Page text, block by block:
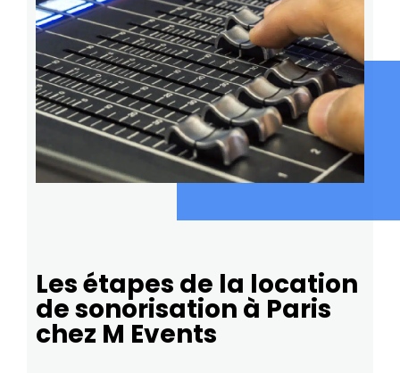
Les étapes de la location
de sonorisation à Paris
chez M Events